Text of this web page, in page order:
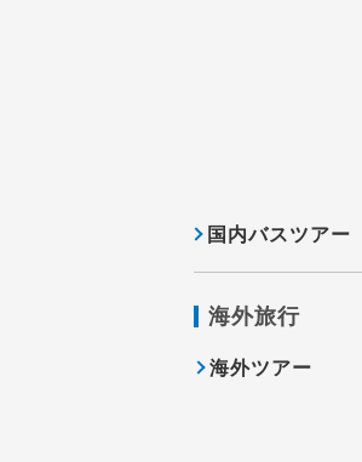
国内バスツアー
海外旅行
海外ツアー